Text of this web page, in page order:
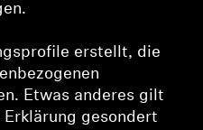
erstellt, die
Etwas anderes gilt
gesondert